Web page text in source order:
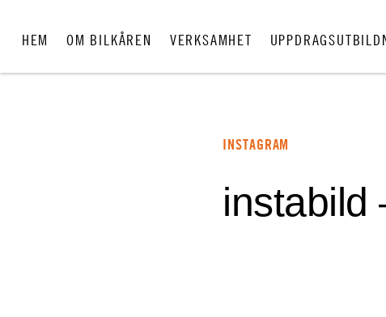
HEM OM BILKÅREN VERKSAMHET
INSTAGRAM
instabild